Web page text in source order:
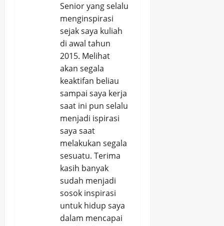
Senior yang selalu
menginspirasi
sejak saya kuliah
di awal tahun
2015. Melihat
akan segala
keaktifan beliau
sampai saya kerja
saat ini pun selalu
menjadi ispirasi
saya saat
melakukan segala
sesuatu. Terima
kasih banyak
sudah menjadi
sosok inspirasi
untuk hidup saya
dalam mencapai